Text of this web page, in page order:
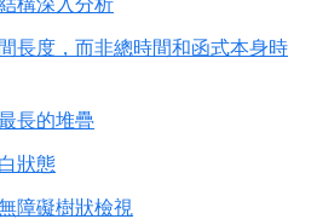
長度，而非總時間和函式本身時
長的堆疊
狀態
障礙樹狀檢視